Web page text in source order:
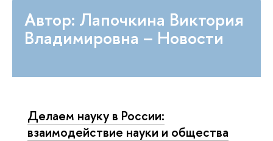
Автор: Лапочкина Виктория
Владимировна – Новости
Делаем науку в России:
взаимодействие науки и общества